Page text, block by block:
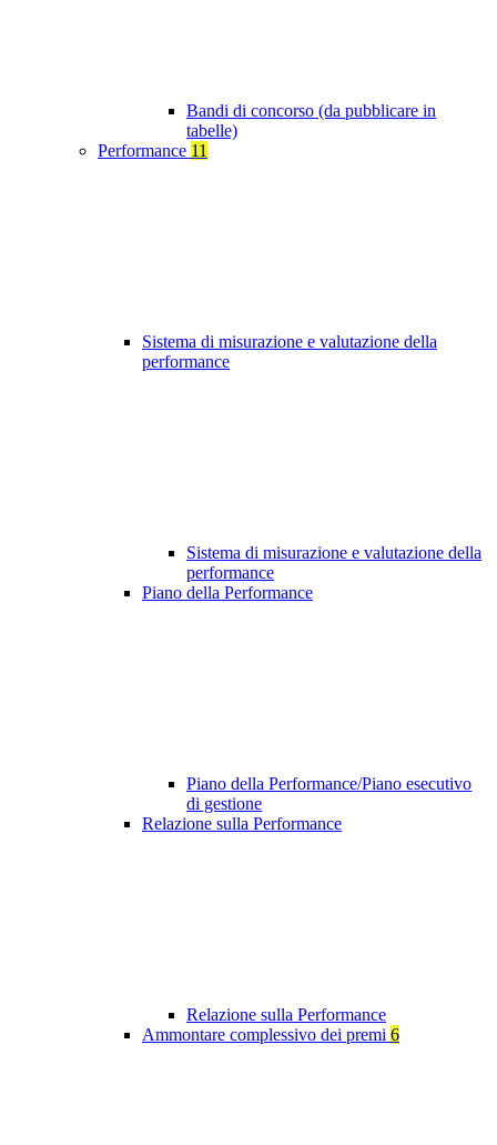
Bandi di concorso (da pubblicare in
tabelle)
Performance 11
Sistema di misurazione e valutazione della
performance
Sistema di misurazione e valutazione della
performance
Piano della Performance
Piano della Performance/Piano esecutivo
di gestione
Relazione sulla Performance
Relazione sulla Performance
Ammontare complessivo dei premi 6